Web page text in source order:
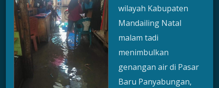
wilayah Kabupaten
Mandailing Natal
malam tadi
menimbulkan
genangan air di Pasar
Baru Panyabungan,